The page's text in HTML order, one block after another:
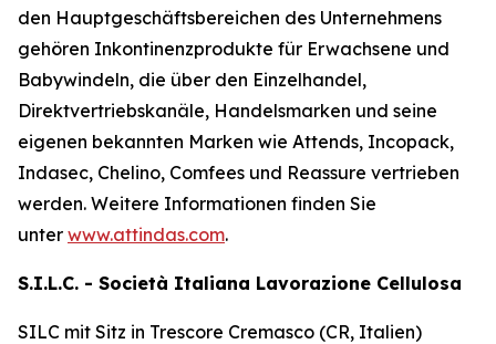
den Hauptgeschäftsbereichen des Unternehmens
gehören Inkontinenzprodukte für Erwachsene und
Babywindeln, die über den Einzelhandel,
Direktvertriebskanäle, Handelsmarken und seine
eigenen bekannten Marken wie Attends, Incopack,
Indasec, Chelino, Comfees und Reassure vertrieben
werden. Weitere Informationen finden Sie
unter www.attindas.com.
S.I.L.C. - Società Italiana Lavorazione Cellulosa
SILC mit Sitz in Trescore Cremasco (CR, Italien)